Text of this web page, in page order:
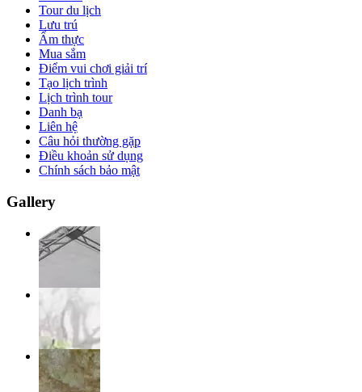
Tour du lịch
Lưu trú
Ẩm thực
Mua sắm
Điểm vui chơi giải trí
Tạo lịch trình
Lịch trình tour
Danh bạ
Liên hệ
Câu hỏi thường gặp
Điều khoản sử dụng
Chính sách bảo mật
Gallery